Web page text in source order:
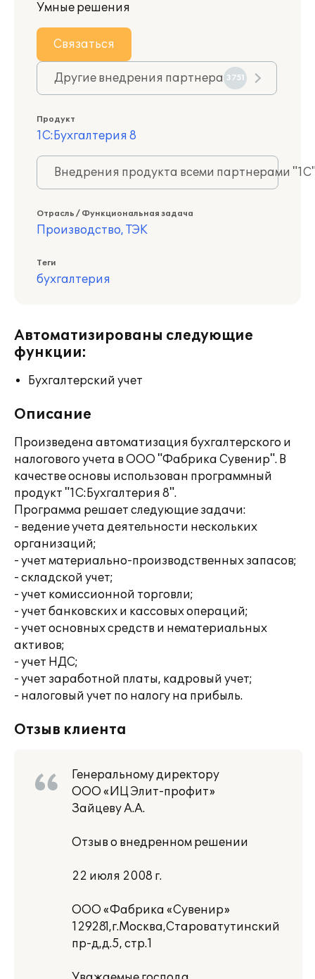
Умные решения
Связаться
Другие внедрения партнера 3751
Продукт
1С:Бухгалтерия 8
Внедрения продукта всеми партнерами
Отрасль / Функциональная задача
Производство, ТЭК
Теги
бухгалтерия
Автоматизированы следующие
функции:
Бухгалтерский учет
Описание
Произведена автоматизация бухгалтерского и
налогового учета в ООО "Фабрика Сувенир". В
качестве основы использован программный
продукт "1С:Бухгалтерия 8".
Программа решает следующие задачи:
- ведение учета деятельности нескольких
организаций;
- учет материально-производственных запасов;
- складской учет;
- учет комиссионной торговли;
- учет банковских и кассовых операций;
- учет основных средств и нематериальных
активов;
- учет НДС;
- учет заработной платы, кадровый учет;
- налоговый учет по налогу на прибыль.
Отзыв клиента
Генеральному директору
ООО «ИЦ Элит-профит»
Зайцеву А.А.
Отзыв о внедренном решении
22 июля 2008 г.
ООО «Фабрика «Сувенир»
129281,г.Москва,Староватутинский
пр-д,д.5, стр.1